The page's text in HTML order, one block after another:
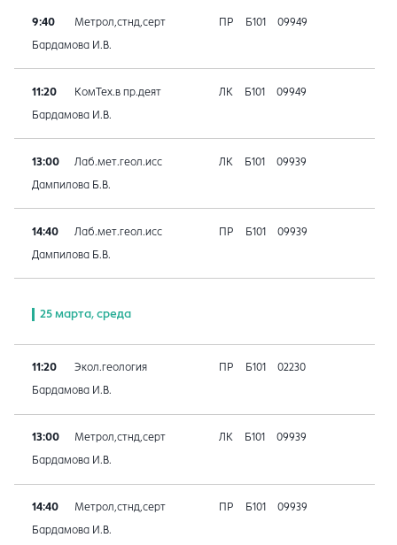
9:40 Метрол,стнд,серт ПР Б101 09949
Бардамова И.В.
11:20 КомТех.в пр.деят ЛК Б101 09949
Бардамова И.В.
13:00 Лаб.мет.геол.исс ЛК Б101 09939
Дампилова Б.В.
14:40 Лаб.мет.геол.исс ПР Б101 09939
Дампилова Б.В.
25 марта, среда
11:20 Экол.геология ПР Б101 02230
Бардамова И.В.
13:00 Метрол,стнд,серт ЛК Б101 09939
Бардамова И.В.
14:40 Метрол,стнд,серт ПР Б101 09939
Бардамова И.В.